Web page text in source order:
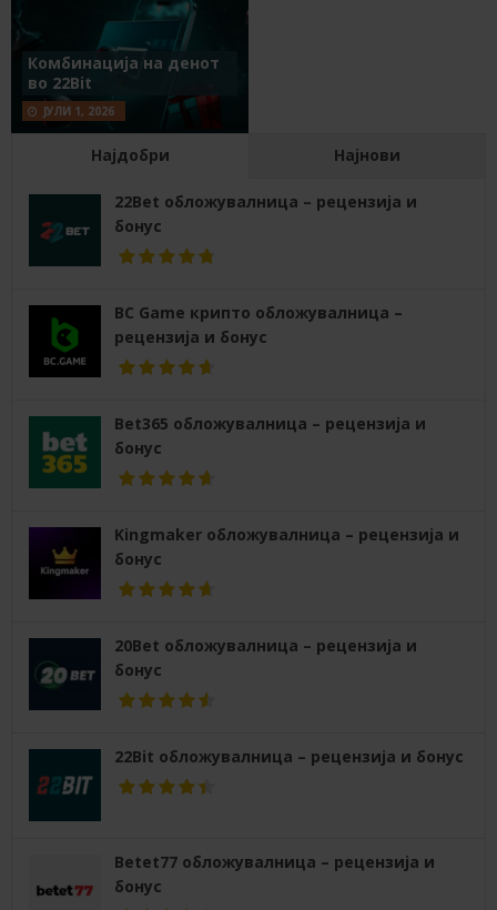
Комбинација на денот
во 22Bit
ЈУЛИ 1, 2026
Најдобри Најнови
22Bet обложувалница – рецензија и
бонус
BC Game крипто обложувалница –
рецензија и бонус
Bet365 обложувалница – рецензија и
бонус
Kingmaker обложувалница – рецензија и
бонус
20Bet обложувалница – рецензија и
бонус
22Bit обложувалница – рецензија и бонус
Betet77 обложувалница – рецензија и
бонус